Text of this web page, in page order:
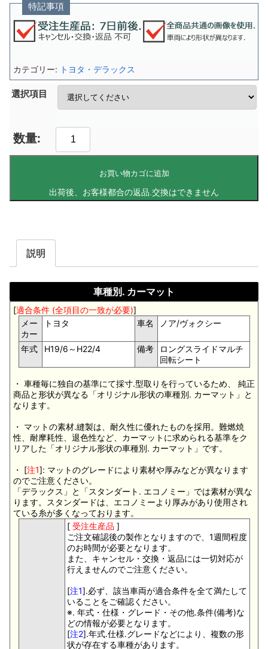
特記事項
選択項目
お買い物カゴに追加
カテゴリー: トヨタ・デラックス
説明
車種別. カーマット
[適合条件 (全項目の一致が必要)]
メー
カー
トヨタ 車名 ノア/ヴォクシー
年式 H19/6～H22/4 備考
ロングスライドマルチ
回転シート
・ 車種毎に独自の基準にて採寸.型取りを行っているため、 純正
商品と形状が異なる「オリジナル形状の車種別. カーマット」と
なります。
・ マットの素材.縫製は、耐久性に優れたものを採用。難燃焼
性、耐摩耗性、退色性など、カーマットに求められる基準をク
リアした「オリジナル形状の車種別. カーマット」です。
・ [注1]: マットのグレードにより素材や厚みなどが異なります
のでご注意ください。
「デラックス」と「スタンダート. エコノミー」では素材が異な
ります。スタンダードは、エコノミーより厚みがあり使用され
ている糸が多くなっております。
[ 受注生産品 ]
ご注文確認後の製作となりますので、1週間程度
のお時間が必要となります。
また、キャンセル・交換・返品には一切対応が
行えませんのでご注意ください。
[注1].必ず、該当車両が適合条件を全て満たして
いることをご確認ください。
※. 年式・仕様・グレード・その他.条件(備考)な
どの情報が必要となります。
[注2].年式.仕様.グレードなどにより、複数の形
状が存在する車種があります。